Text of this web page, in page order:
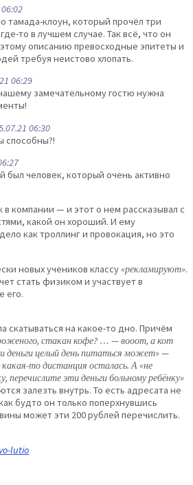
тамада-клоун, который прочёл три
то в лучшем случае. Так всё, что он
описанию превосходные эпитеты и
требуя неистово хлопать.
06:29
замечательному гостю нужна
06:30
способны?!
был человек, который очень активно
в компании — и этот о нем рассказывал с
какой он хороший. И ему
как троллинг и провокация, но это
новых учеников классу«рекламируют».
стать физиком и участвует в
его.
скатываться на какое-то дно. Причём
стакан кофе? … — вооот, а кот
деньги целый день питаться может» —
то дистанция осталась. А «не
перечислите эти деньги больному ребёнку»
залезть внутрь. То есть адресата не
будто он только поперхнувшись
может эти 200 рублей перечислить.
lutio